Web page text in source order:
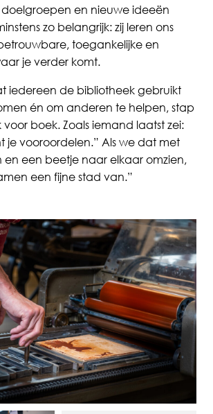
en nieuwe ideeën
zo belangrijk: zij leren ons
toegankelijke en
je verder komt.
iedereen de bibliotheek gebruikt
én om anderen te helpen, stap
boek. Zoals iemand laatst zei:
je vooroordelen.” Als we dat met
en een beetje naar elkaar omzien,
een fijne stad van.”